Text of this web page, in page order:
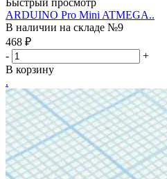
ARDUINO Pro Mini ATMEGA..
В наличии на складе №9
468 ₽
-
+
В корзину
.